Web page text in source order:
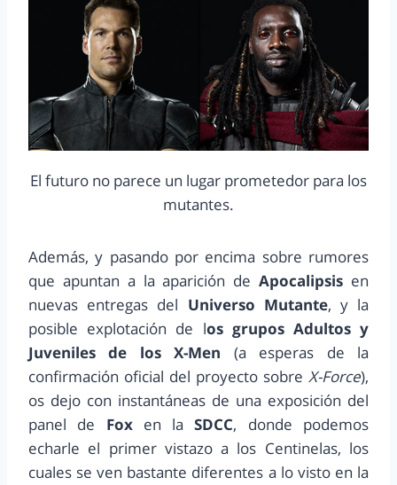
El futuro no parece un lugar prometedor para los
mutantes.
Además, y pasando por encima sobre rumores
que apuntan a la aparición deApocalipsis en
nuevas entregas del Universo Mutante, y la
posible explotación de los grupos Adultos y
Juveniles de los X-Men (a esperas de la
confirmación oficial del proyecto sobre X-Force),
os dejo con instantáneas de una exposición del
panel de Fox en laSDCC, donde podemos
echarle el primer vistazo a los Centinelas, los
cuales se ven bastante diferentes a lo visto en la